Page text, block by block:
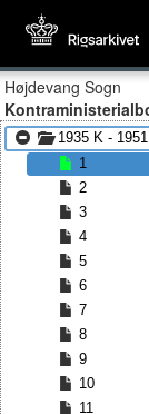
Højdevang Sogn
1935 K -
1
2
3
4
5
6
7
8
9
10
11